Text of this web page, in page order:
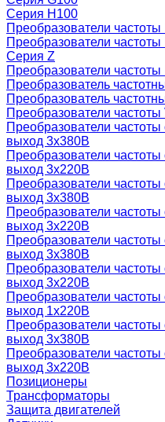
Серия H100
Преобразователи
Преобразователи
Серия Z
Преобразователи
Преобразователь
Преобразователь
Преобразователи частоты
Преобразователи
выход 3х380В
Преобразователи
выход 3х220В
Преобразователи
выход 3х380В
Преобразователи
выход 3х220В
Преобразователи
выход 3х380В
Преобразователи
выход 3х220В
Преобразователи
выход 1х220В
Преобразователи
выход 3х380В
Преобразователи
выход 3х220В
Позиционеры
Трансформаторы
Защита двигателей